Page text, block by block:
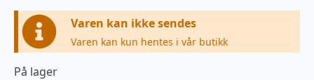
Varen kan ikke sendes
Varen kan kun hentes i vår butikk
På lager